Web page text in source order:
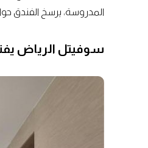
المدروسة، يرسخ الفندق
سوفيتل الرياض